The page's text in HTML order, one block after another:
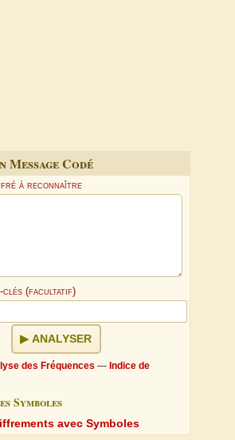
Codé
à reconnaître
clés (facultatif)
ANALYSER
des Fréquences —Indice de
Symboles
avec Symboles